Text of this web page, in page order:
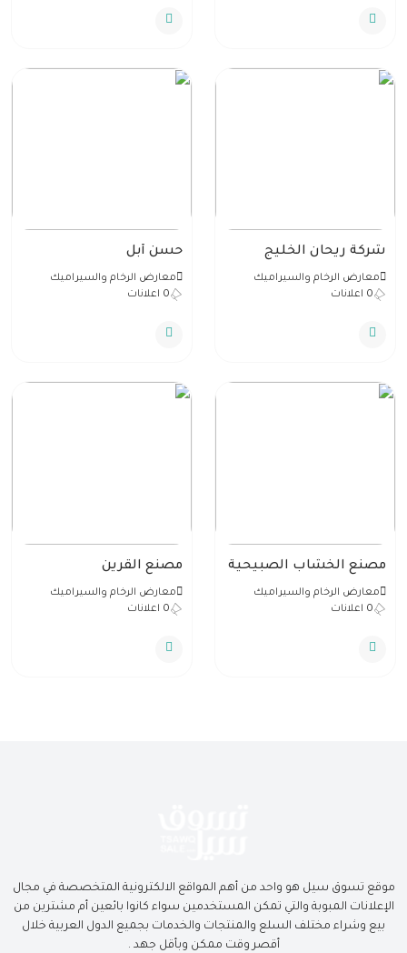
شركة ريحان الخليج
معارض الرخام والسيراميك
0 اعلانات
حسن أبل
معارض الرخام والسيراميك
0 اعلانات
مصنع الخشاب الصبيحية
للرخام والجرانيت
معارض الرخام والسيراميك
0 اعلانات
مصنع القرين
معارض الرخام والسيراميك
0 اعلانات
موقع تسوق سيل هو واحد من أهم المواقع الالكترونية المتخصصة في مجال
الإعلانات المبوبة والتي تمكن المستخدمين سواء كانوا بائعين أم مشترين من
بيع وشراء مختلف السلع والمنتجات والخدمات بجميع الدول العربية خلال
أقصر وقت ممكن وبأقل جهد .